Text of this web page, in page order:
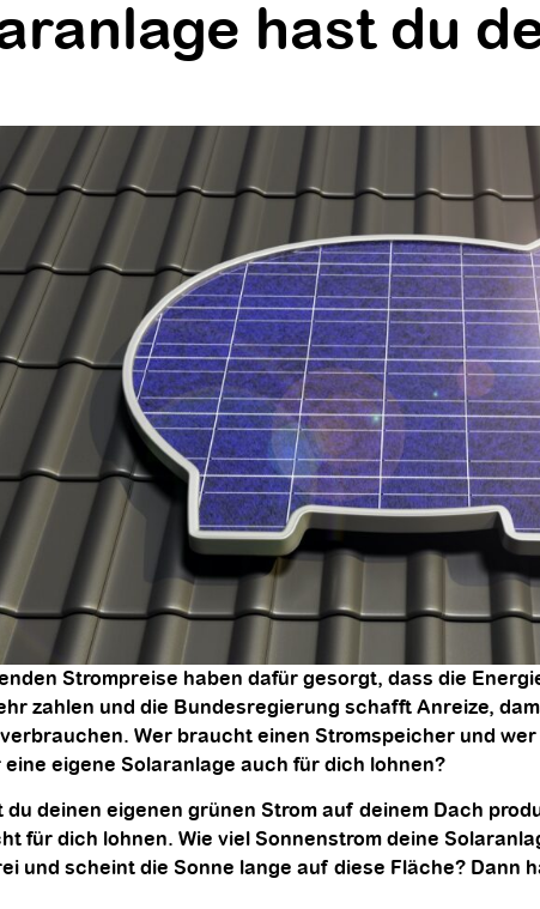
hast du
Strompreise haben dafür gesorgt, dass die
zahlen und die Bundesregierung schafft Anreize,
Wer braucht einen Stromspeicher und
eigene Solaranlage auch für dich lohnen?
deinen eigenen grünen Strom auf deinem Dach
für dich lohnen. Wie viel Sonnenstrom deine
und scheint die Sonne lange auf diese Fläche? Dann